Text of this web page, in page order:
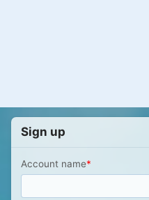
Sign up
Account name*